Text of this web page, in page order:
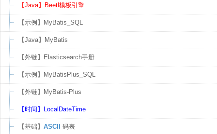
【Java】Beetl模板引擎
【示例】MyBatis_SQL
【Java】MyBatis
【外链】Elasticsearch手册
【示例】MyBatisPlus_SQL
【外链】MyBatis-Plus
【时间】LocalDateTime
【基础】 ASCII 码表